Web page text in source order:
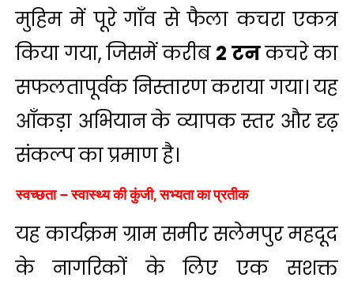
मुहिम में पूरे गाँव से फैला कचरा एकत्र
किया गया, जिसमें करीब 2 टनकचरे का
सफलतापूर्वक निस्तारण कराया गया। यह
आँकड़ा अभियान के व्यापक स्तर और दृढ़
संकल्प का प्रमाण है।
स्वच्छता – स्वास्थ्य की कुंजी, सभ्यता का प्रतीक
यह कार्यक्रम ग्राम समीर सलेमपुर महदूद
के नागरिकों के लिए एक सशक्त